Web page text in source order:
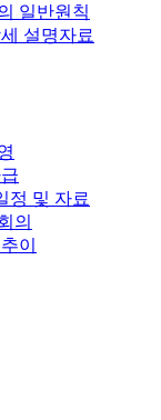
일반원칙
설명자료
정 및 자료
의
이